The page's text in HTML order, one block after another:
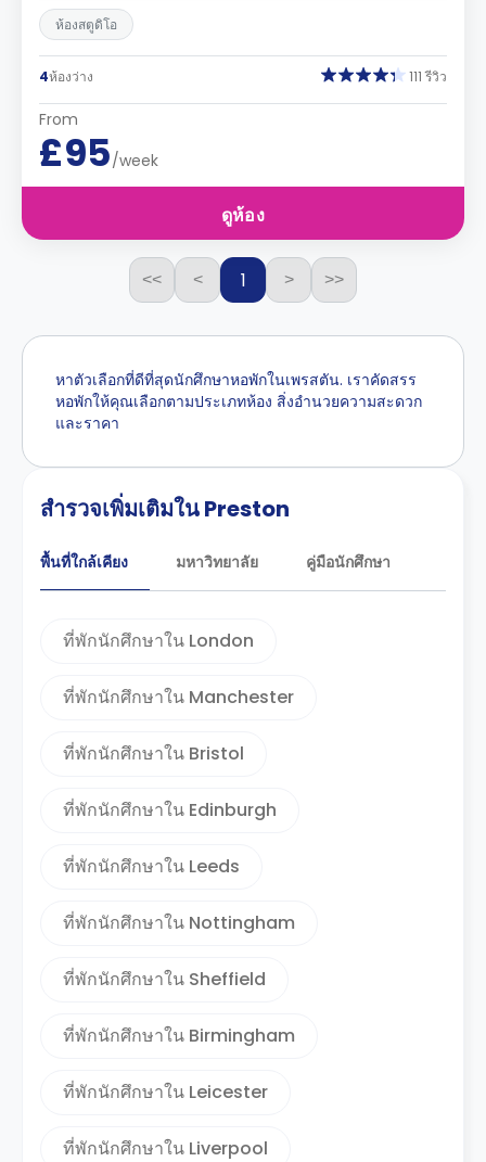
ห้องสตูดิโอ
4ห้องว่าง 111 รีวิว
From
£95/week
ดูห้อง
<< < 1 > >>
หาตัวเลือกที่ดีที่สุดนักศึกษาหอพักในเพรสตัน. เราคัดสรร
หอพักให้คุณเลือกตามประเภทห้อง สิ่งอำนวยความสะดวก
และราคา
สำรวจเพิ่มเติมใน Preston
พื้นที่ใกล้เคียง มหาวิทยาลัย คู่มือนักศึกษา
ที่พักนักศึกษาใน London
ที่พักนักศึกษาใน Manchester
ที่พักนักศึกษาใน Bristol
ที่พักนักศึกษาใน Edinburgh
ที่พักนักศึกษาใน Leeds
ที่พักนักศึกษาใน Nottingham
ที่พักนักศึกษาใน Sheffield
ที่พักนักศึกษาใน Birmingham
ที่พักนักศึกษาใน Leicester
ที่พักนักศึกษาใน Liverpool